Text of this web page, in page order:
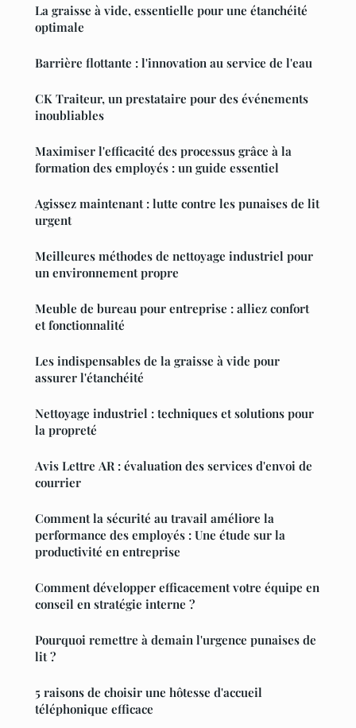
La graisse à vide, essentielle pour une étanchéité
optimale
Barrière flottante : l'innovation au service de l'eau
CK Traiteur, un prestataire pour des événements
inoubliables
Maximiser l'efficacité des processus grâce à la
formation des employés : un guide essentiel
Agissez maintenant : lutte contre les punaises de lit
urgent
Meilleures méthodes de nettoyage industriel pour
un environnement propre
Meuble de bureau pour entreprise : alliez confort
et fonctionnalité
Les indispensables de la graisse à vide pour
assurer l'étanchéité
Nettoyage industriel : techniques et solutions pour
la propreté
Avis Lettre AR : évaluation des services d'envoi de
courrier
Comment la sécurité au travail améliore la
performance des employés : Une étude sur la
productivité en entreprise
Comment développer efficacement votre équipe en
conseil en stratégie interne ?
Pourquoi remettre à demain l'urgence punaises de
lit ?
5 raisons de choisir une hôtesse d'accueil
téléphonique efficace